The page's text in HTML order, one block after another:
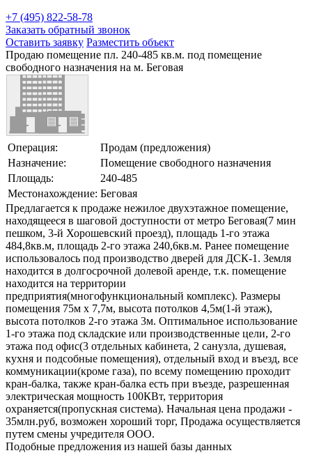
+7 (495) 822-58-78
Заказать обратный звонок
Оставить заявку Разместить объект
Продаю помещение пл. 240-485 кв.м. под помещение
свободного назначения на м. Беговая
Операция:
Продам (предложения)
Назначение:
Помещение свободного назначения
Площадь:
240-485
Местонахождение: Беговая
Предлагается к продаже нежилое двухэтажное помещение,
находящееся в шаговой доступности от метро Беговая(7 мин
пешком, 3-й Хорошевский проезд), площадь 1-го этажа
484,8кв.м, площадь 2-го этажа 240,6кв.м. Ранее помещение
использовалось под производство дверей для ДСК-1. Земля
находится в долгосрочной долевой аренде, т.к. помещение
находится на территории
предприятия(многофункциональный комплекс). Размеры
помещения 75м x 7,7м, высота потолков 4,5м(1-й этаж),
высота потолков 2-го этажа 3м. Оптимальное использование
1-го этажа под складские или производственные цели, 2-го
этажа под офис(3 отдельных кабинета, 2 санузла, душевая,
кухня и подсобные помещения), отдельный вход и въезд, все
коммуникации(кроме газа), по всему помещению проходит
кран-балка, также кран-балка есть при въезде, разрешенная
электрическая мощность 100КВт, территория
охраняется(пропускная система). Начальная цена продажи -
35млн.руб, возможен хороший торг, Продажа осуществляется
путем смены учредителя ООО.
Подобные предложения из нашей базы данных